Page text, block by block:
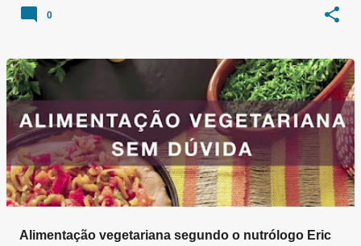
0
Alimentação vegetariana segundo o nutrólogo Eric